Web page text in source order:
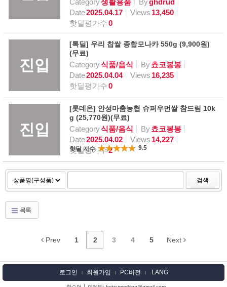
Category생활용품 Byghdrud
Date2025.04.17 Views 13,450
핫딜평가수0
진입
[톡딜] 우리 찹쌀 종합모나카 550g (9,900원)
(무료)
Category식품/음식 By쵸코봉봉
Date2025.04.04 Views 16,235
핫딜평가수0
진입
[롯데온] 안성마춤농협 슈퍼우먼쌀 참드림 10k
g (25,770원)(무료)
Category식품/음식 By쵸코봉봉
Date2025.04.02 Views 14,227
핫딜평가수2
핫딜 지수 9.5
검색
목록
Prev 1 2 3 4 5 Next
로그인 l 회원가입 l PC버전 l LANG